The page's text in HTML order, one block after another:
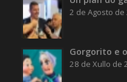
2 de Agosto de
Gorgorito e
28 de Xullo de